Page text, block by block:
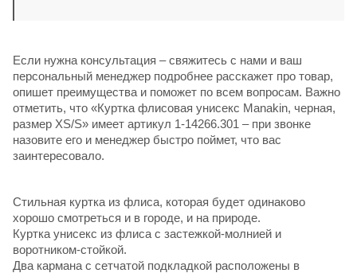
Если нужна консультация – свяжитесь с нами и ваш
персональный менеджер подробнее расскажет про товар,
опишет преимущества и поможет по всем вопросам. Важно
отметить, что «Куртка флисовая унисекс Manakin, черная,
размер ХS/S» имеет артикул 1-14266.301 – при звонке
назовите его и менеджер быстро поймет, что вас
заинтересовало.
Стильная куртка из флиса, которая будет одинаково
хорошо смотреться и в городе, и на природе.
Куртка унисекс из флиса с застежкой-молнией и
воротником-стойкой.
Два кармана с сетчатой подкладкой расположены в